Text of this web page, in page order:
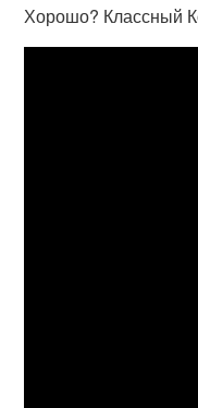
Хорошо? Классный